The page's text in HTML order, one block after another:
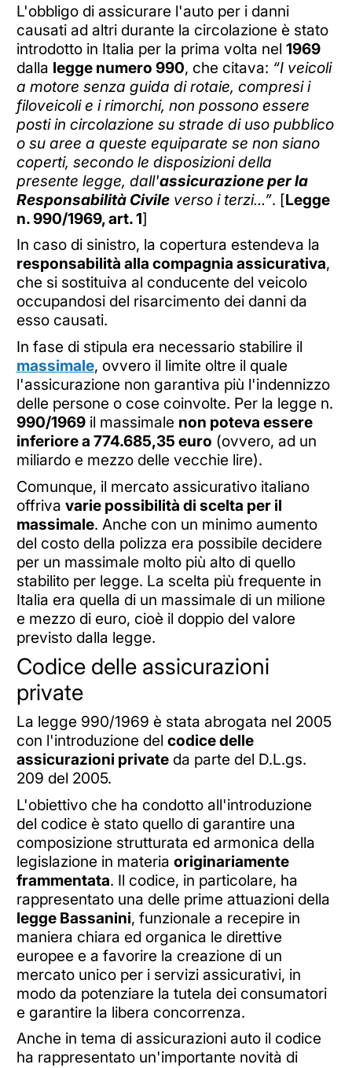
L'obbligo di assicurare l'auto per i danni
causati ad altri durante la circolazione è stato
introdotto in Italia per la prima volta nel 1969
dalla legge numero 990, che citava: “I veicoli
a motore senza guida di rotaie, compresi i
filoveicoli e i rimorchi, non possono essere
posti in circolazione su strade di uso pubblico
o su aree a queste equiparate se non siano
coperti, secondo le disposizioni della
presente legge, dall'assicurazione per la
Responsabilità Civileverso i terzi...”. [Legge
n. 990/1969, art. 1]
In caso di sinistro, la copertura estendeva la
responsabilità alla compagnia assicurativa,
che si sostituiva al conducente del veicolo
occupandosi del risarcimento dei danni da
esso causati.
In fase di stipula era necessario stabilire il
massimale, ovvero il limite oltre il quale
l'assicurazione non garantiva più l'indennizzo
delle persone o cose coinvolte. Per la legge n.
990/1969il massimale non poteva essere
inferiore a 774.685,35 euro (ovvero, ad un
miliardo e mezzo delle vecchie lire).
Comunque, il mercato assicurativo italiano
offriva varie possibilità di scelta per il
massimale. Anche con un minimo aumento
del costo della polizza era possibile decidere
per un massimale molto più alto di quello
stabilito per legge. La scelta più frequente in
Italia era quella di un massimale di un milione
e mezzo di euro, cioè il doppio del valore
previsto dalla legge.
Codice delle assicurazioni
private
La legge 990/1969 è stata abrogata nel 2005
con l'introduzione del codice delle
assicurazioni privateda parte del D.L.gs.
209 del 2005.
L'obiettivo che ha condotto all'introduzione
del codice è stato quello di garantire una
composizione strutturata ed armonica della
legislazione in materia originariamente
frammentata. Il codice, in particolare, ha
rappresentato una delle prime attuazioni della
legge Bassanini, funzionale a recepire in
maniera chiara ed organica le direttive
europee e a favorire la creazione di un
mercato unico per i servizi assicurativi, in
modo da potenziare la tutela dei consumatori
e garantire la libera concorrenza.
Anche in tema di assicurazioni auto il codice
ha rappresentato un'importante novità di